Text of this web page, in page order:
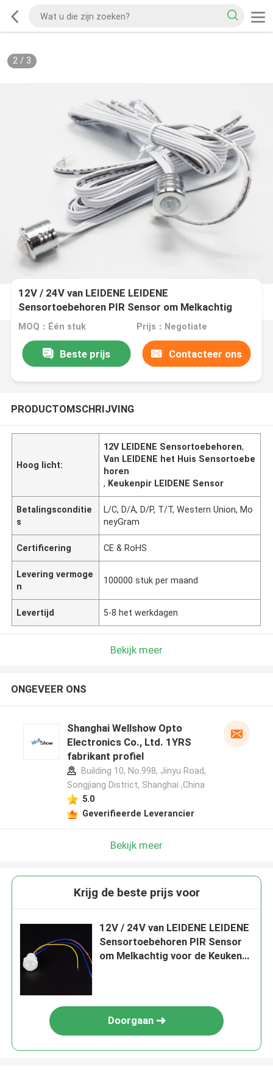
2/ 3
12V / 24V van LEIDENE LEIDENE
Sensortoebehoren PIR Sensor om Melkachtig
voor de Keuken van het Huiskabinet
MOQ：Één stuk Prijs：Negotiate
Beste prijs Contacteer ons
PRODUCTOMSCHRIJVING
Hoog licht:
12V LEIDENE Sensortoebehoren,
Van LEIDENE het Huis Sensortoebe
horen
, Keukenpir LEIDENE Sensor
Betalingsconditie
s
L/C, D/A, D/P, T/T, Western Union, Mo
neyGram
Certificering CE & RoHS
Levering vermoge
n
100000 stuk per maand
Levertijd 5-8 het werkdagen
Bekijk meer
ONGEVEER ONS
Shanghai Wellshow Opto
Electronics Co., Ltd. 1YRS
fabrikant profiel
Building 10, No.998, Jinyu Road,
Songjiang District, Shanghai ,China
5.0
Geverifieerde Leverancier
Bekijk meer
Krijg de beste prijs voor
12V / 24V van LEIDENE LEIDENE
Sensortoebehoren PIR Sensor
om Melkachtig voor de Keuken
Doorgaan